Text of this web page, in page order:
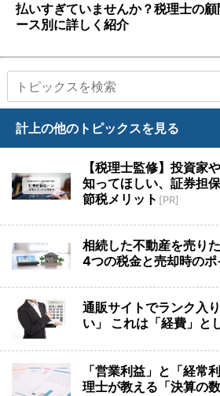
払いすぎていませんか？税理士の
ース別に詳しく紹介
計上の他のトピックスを見る
【税理士監修】投資家
知ってほしい、証券担
節税メリット [PR]
相続した不動産を売り
4つの税金と売却時のポ
通販サイトでランク入
い」 これは「経費」と
「営業利益」と「経常
理士が教える「決算の